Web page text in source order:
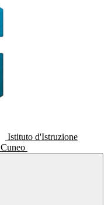
Istituto d'Istruzione
Cuneo